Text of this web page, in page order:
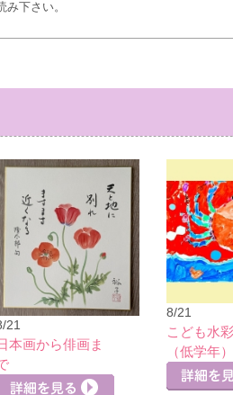
み下さい。
21
本画から俳画ま
8/21
こども水
（低学年）